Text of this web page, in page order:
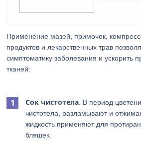
Применение мазей, примочек,
продуктов и лекарственных трав
симптоматику заболевания и ускорить
тканей:
Сок чистотела . В период
чистотела, разламывают и
жидкость применяют для
бляшек.